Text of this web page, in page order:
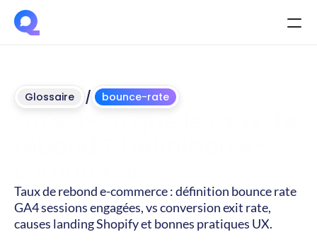
Glossaire / bounce-rate
Taux de rebond e-commerce : définition bounce rate
GA4 sessions engagées, vs conversion exit rate,
causes landing Shopify et bonnes pratiques UX.